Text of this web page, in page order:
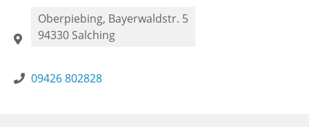
Oberpiebing, Bayerwaldstr. 5
94330 Salching
09426 802828